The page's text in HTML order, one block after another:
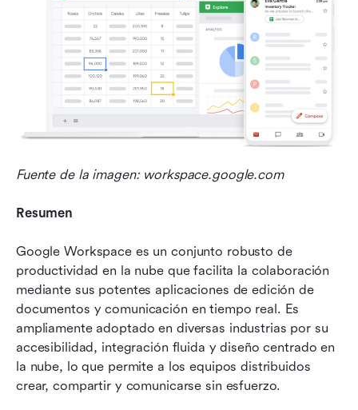
Fuente de la imagen: workspace.google.com
Resumen
Google Workspace es un conjunto robusto de
productividad en la nube que facilita la colaboración
mediante sus potentes aplicaciones de edición de
documentos y comunicación en tiempo real. Es
ampliamente adoptado en diversas industrias por su
accesibilidad, integración fluida y diseño centrado en
la nube, lo que permite a los equipos distribuidos
crear, compartir y comunicarse sin esfuerzo.